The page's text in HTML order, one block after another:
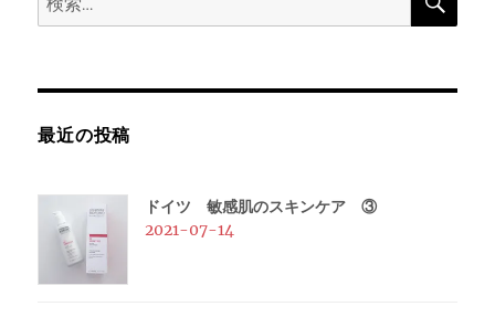
ョ
索:
最近の投稿
ドイツ 敏感肌のスキンケア ③
2021-07-14